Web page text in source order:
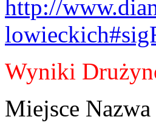
http://
Wyniki
Miejsce